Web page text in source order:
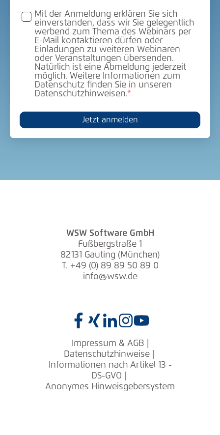
Mit der Anmeldung erklären Sie sich
einverstanden, dass wir Sie gelegentlich
werbend zum Thema des Webinars per
E-Mail kontaktieren dürfen oder
Einladungen zu weiteren Webinaren
oder Veranstaltungen übersenden.
Natürlich ist eine Abmeldung jederzeit
möglich. Weitere Informationen zum
Datenschutz finden Sie in unseren
Datenschutzhinweisen.*
WSW Software GmbH
Fußbergstraße 1
82131 Gauting (München)
T. +49 (0) 89 89 50 89 0
info@wsw.de
Impressum & AGB
Datenschutzhinweise
Informationen nach Artikel 13 -
DS-GVO
Anonymes Hinweisgebersystem